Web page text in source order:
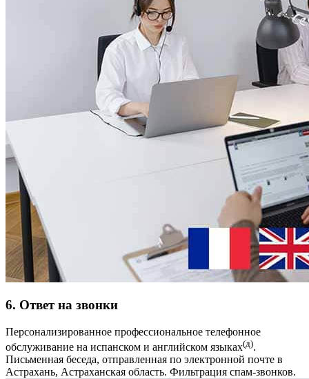
6. Ответ на звонки
Персонализированное профессиональное телефонное
обслуживание на испанском и английском языках(д).
Письменная беседа, отправленная по электронной почте в
Астрахань, Астраханская область. Фильтрация спам-звонков.